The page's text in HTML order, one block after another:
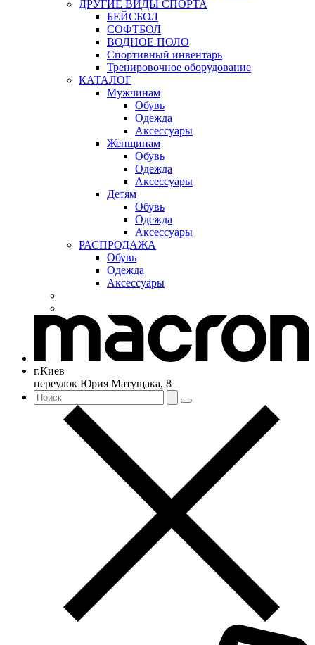
ДРУГИЕ ВИДЫ СПОРТА
БЕЙСБОЛ
СОФТБОЛ
ВОДНОЕ ПОЛО
Спортивный инвентарь
Тренировочное оборудование
КАТАЛОГ
Мужчинам
Обувь
Одежда
Аксессуары
Женщинам
Обувь
Одежда
Аксессуары
Детям
Обувь
Одежда
Аксессуары
РАСПРОДАЖА
Обувь
Одежда
Аксессуары
г.Киев
переулок Юрия Матущака, 8